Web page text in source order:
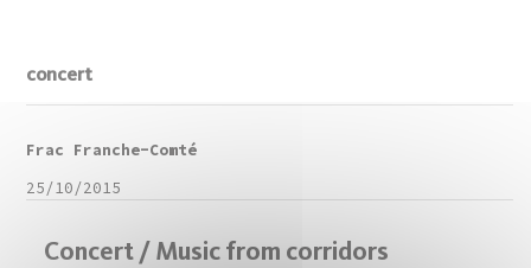
concert
Concert / Music from corridors
Frac Franche-Comté
25/10/2015